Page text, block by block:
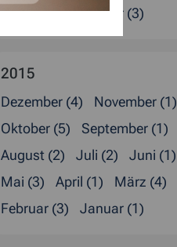
Februar (4)
Januar (3)
2015
Dezember (4)
November (1)
Oktober (5)
September (1)
August (2)
Juli (2)
Juni (1)
Mai (3)
April (1)
März (4)
Februar (3)
Januar (1)